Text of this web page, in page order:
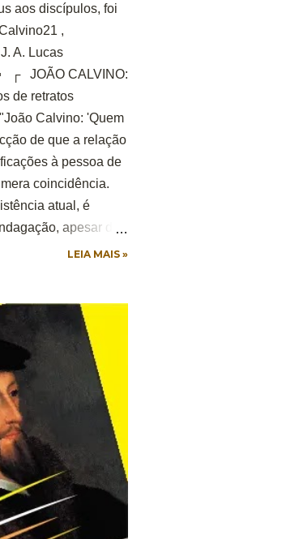
aos discípulos, foi
,
A. Lucas
▪ ┌ JOÃO CALVINO:
de retratos
Calvino: 'Quem
de que a relação
à pessoa de
coincidência.
atual, é
apesar de
Desse modo,
do século
cristão, com
LEIA MAIS »